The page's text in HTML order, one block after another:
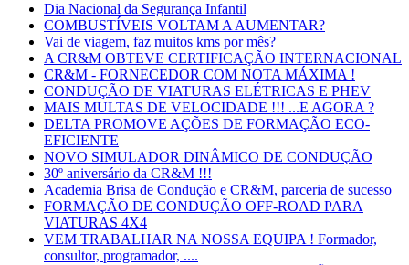
Dia Nacional da Segurança Infantil
COMBUSTÍVEIS VOLTAM A AUMENTAR?
Vai de viagem, faz muitos kms por mês?
A CR&M OBTEVE CERTIFICAÇÃO INTERNACIONAL
CR&M - FORNECEDOR COM NOTA MÁXIMA !
CONDUÇÃO DE VIATURAS ELÉTRICAS E PHEV
MAIS MULTAS DE VELOCIDADE !!! ...E AGORA ?
DELTA PROMOVE AÇÕES DE FORMAÇÃO ECO-
EFICIENTE
NOVO SIMULADOR DINÂMICO DE CONDUÇÃO
30º aniversário da CR&M !!!
Academia Brisa de Condução e CR&M, parceria de sucesso
FORMAÇÃO DE CONDUÇÃO OFF-ROAD PARA
VIATURAS 4X4
VEM TRABALHAR NA NOSSA EQUIPA ! Formador,
consultor, programador, ....